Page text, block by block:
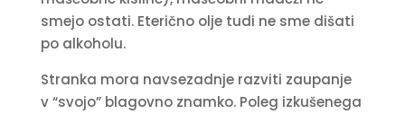
smejo ostati. Eterično olje tudi ne sme dišati
po alkoholu.
Stranka mora navsezadnje razviti zaupanje
v “svojo” blagovno znamko. Poleg izkušenega